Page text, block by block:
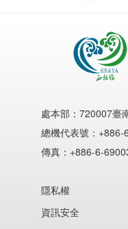
處本部： 720007臺
總機代表號：+886-
傳真：+886-6-
隱私權
資訊安全